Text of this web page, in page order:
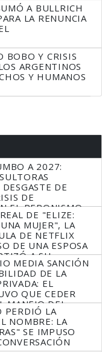
A BULLRICH
LA RENUNCIA
BOBO Y CRISIS
ARGENTINOS
Y HUMANOS
A 2027:
DE
DE
EL PERONISMO
DE "ELIZE:
MUJER", LA
DE NETFLIX
DE UNA ESPOSA
A SU
MEDIA SANCIÓN
DE LA
EL
QUE CEDER
MANEJO DEL
PERDIÓ LA
NOMBRE: LA
SE IMPUSO